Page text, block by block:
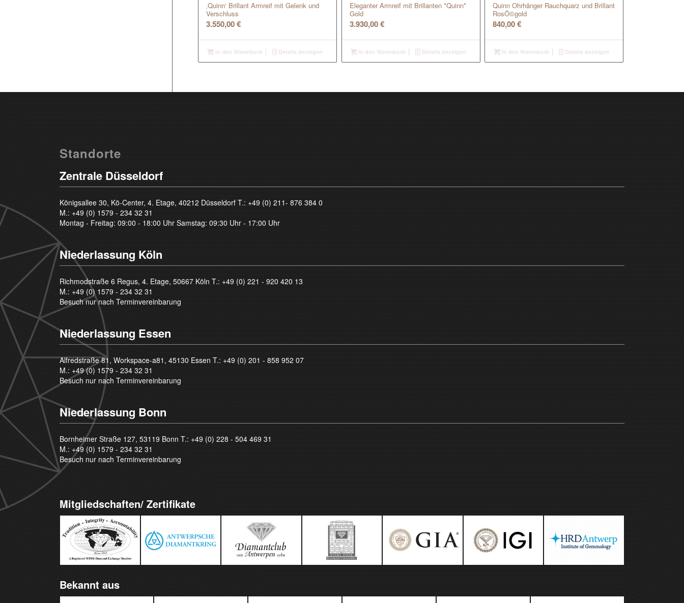
‚Quinn‘ Brillant Armreif mit Gelenk und
Verschluss
3.550,00€
In den Warenkorb Details anzeigen
Eleganter Armreif mit Brillanten *Quinn*
Gold
3.930,00€
In den Warenkorb Details anzeigen
Quinn Ohrhänger Rauchquarz und Brillant
RosÖ©gold
840,00€
In den Warenkorb Details anzeigen
Standorte
Zentrale Düsseldorf
Königsallee 30, Kö-Center, 4. Etage, 40212 Düsseldorf T.: +49 (0) 211- 876 384 0
M.: +49 (0) 1579 - 234 32 31
Montag - Freitag: 09:00 - 18:00 Uhr Samstag: 09:30 Uhr - 17:00 Uhr
Niederlassung Köln
Richmodstraße 6 Regus, 4. Etage, 50667 Köln T.: +49 (0) 221 - 920 420 13
M.: +49 (0) 1579 - 234 32 31
Besuch nur nach Terminvereinbarung
Niederlassung Essen
Alfredstraße 81, Workspace-a81, 45130 Essen T.: +49 (0) 201 - 858 952 07
M.: +49 (0) 1579 - 234 32 31
Besuch nur nach Terminvereinbarung
Niederlassung Bonn
Bornheimer Straße 127, 53119 Bonn T.: +49 (0) 228 - 504 469 31
M.: +49 (0) 1579 - 234 32 31
Besuch nur nach Terminvereinbarung
Mitgliedschaften/ Zertifikate
Bekannt aus